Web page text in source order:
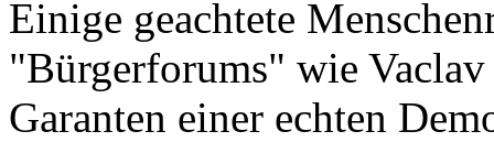
Einige geachtete
"Bürgerforums" wie
Garanten einer echten